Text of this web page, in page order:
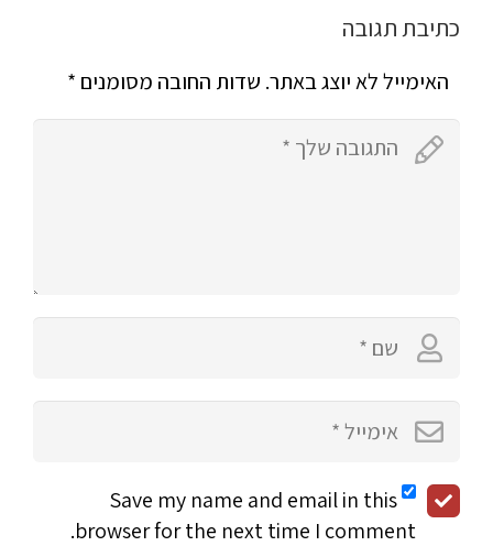
כתיבת תגובה
האימייל לא יוצג באתר. שדות החובה מסומנים *
Save my name and email in this
browser for the next time I comment.